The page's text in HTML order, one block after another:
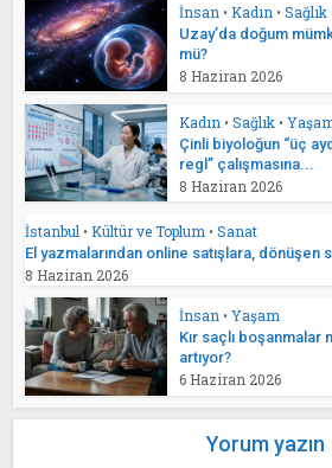
İnsan • Kadın • Sağlık
Uzay’da doğum
mü?
8 Haziran 2026
Kadın • Sağlık •
Çinli biyoloğun “üç
regl” çalışmasına...
8 Haziran 2026
İstanbul • Kültür ve Toplum • Sanat
El yazmalarından online satışlara, dönüşen
8 Haziran 2026
İnsan • Yaşam
Kır saçlı boşanmalar
artıyor?
6 Haziran 2026
Yorum yazın